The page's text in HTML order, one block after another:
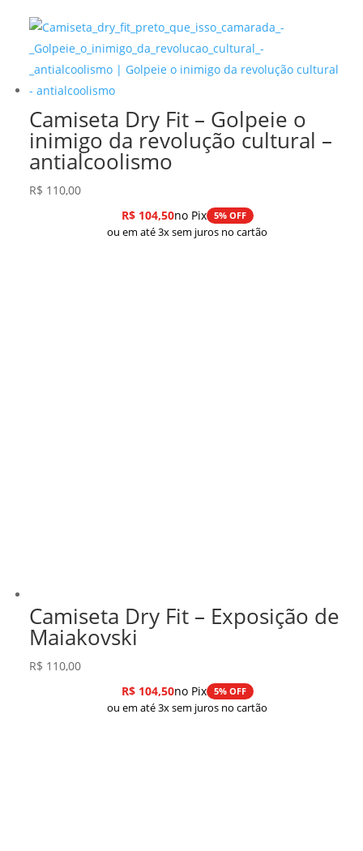
Camiseta Dry Fit – Golpeie o
inimigo da revolução cultural –
antialcoolismo
R$ 110,00
R$104,50no Pix 5% OFF
ou em até 3x sem juros no cartão
Camiseta Dry Fit – Exposição de
Maiakovski
R$ 110,00
R$104,50no Pix 5% OFF
ou em até 3x sem juros no cartão